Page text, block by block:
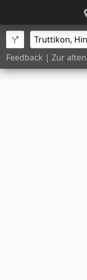
Feedback | Zur